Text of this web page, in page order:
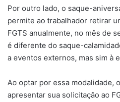
Por outro lado, o saque-
permite ao trabalhador retirar
FGTS anualmente, no mês de
é diferente do saque-
a eventos externos, mas sim à
Ao optar por essa modalidade,
apresentar sua solicitação ao